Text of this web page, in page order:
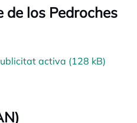
de los Pedroches
activa (128 kB)